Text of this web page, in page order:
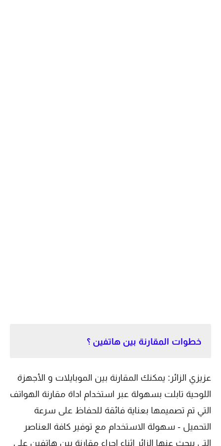
خطوات المقارنة بين هاتفين ؟
عزيزي الزائر: يمكنك المقارنة بين الموبايلات و الأجهزة
اللوحية تابلت بسهولة عبر استخدام اداة مقارنة الهواتف
التي تم تصميمها بعناية فائقة للحفاظ على سرعة
التحميل - سهولة الاستخدام مع توفير كافة العناصر
التي يبحث عنها الزائر اثناء اجراء مقارنة بين هاتفين على